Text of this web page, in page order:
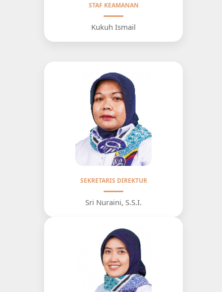
STAF KEAMANAN
Kukuh Ismail
SEKRETARIS DIREKTUR
Sri Nuraini, S.S.I.